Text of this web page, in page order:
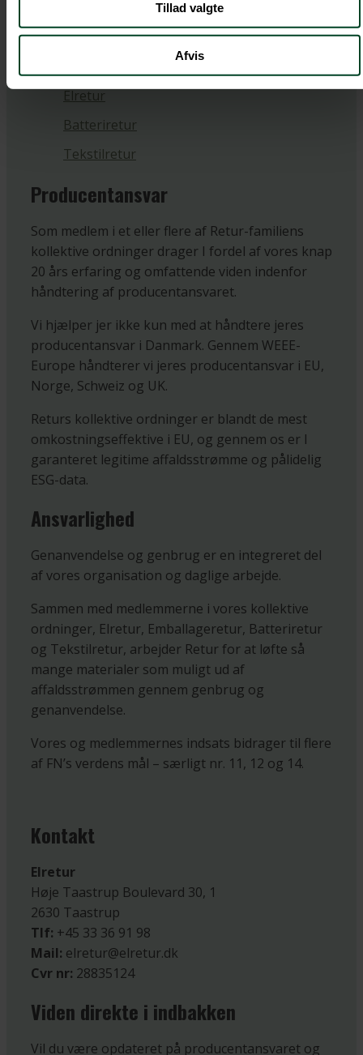
Tillad valgte
Afvis
Retur
Elretur
Batteriretur
Tekstilretur
Producentansvar
Som medlem i et eller flere af Retur-familiens
kollektive ordninger drager I fordel af vores knap
20 års erfaring og omfattende viden indenfor
håndtering af producentansvaret.
Vi hjælper jer ikke kun med at håndtere jeres
producentansvar i Danmark. Gennem WEEE-
Europe håndterer vi jeres producentansvar i EU,
Norge, Schweiz og UK.
Returs kollektive ordninger er blandt de mest
omkostningseffektive i EU, og gennem os er I
garanteret legitime affaldsstrømme og pålidelig
ESG-data.
Ansvarlighed
Genanvendelse og genbrug er en integreret del
af vores organisation og daglige arbejde.
Sammen med medlemmerne i vores kollektive
ordninger, Elretur, Emballageretur, Batteriretur
og Tekstilretur, arbejder Retur for at løfte så
mange materialer som muligt ud af
affaldsstrømmen gennem genbrug og
genanvendelse.
Vores og medlemmernes indsats bidrager til flere
af FN’s verdens mål – særligt nr. 11, 12 og 14.
Kontakt
Elretur
Høje Taastrup Boulevard 30, 1
2630 Taastrup
Tlf: +45 33 36 91 98
Mail: elretur@elretur.dk
Cvr nr: 28835124
Viden direkte i indbakken
Vil du være opdateret på producentansvaret og